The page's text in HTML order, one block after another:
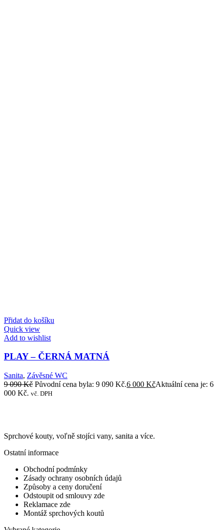
Přidat do košíku
Quick view
Add to wishlist
PLAY – ČERNÁ MATNÁ
Sanita, Závěsné WC
9 090Kč Původní cena byla: 9 090 Kč.6 000 KčAktuální cena je: 6
000 Kč. vč. DPH
Sprchové kouty, voľně stojíci vany, sanita a více.
Ostatní informace
Obchodní podmínky
Zásady ochrany osobních údajů
Způsoby a ceny doručení
Odstoupit od smlouvy zde
Reklamace zde
Montáž sprchových koutů